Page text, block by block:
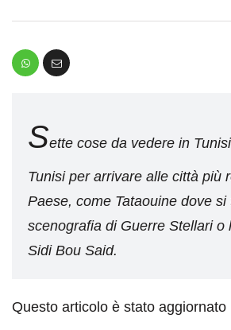
Sette cose da vedere in
Tunisi per arrivare alle città più
Paese, come Tataouine dove si
scenografia di Guerre Stellari o
Sidi Bou Said.
Questo articolo è stato aggiornato